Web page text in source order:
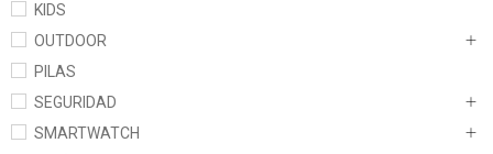
KIDS
OUTDOOR
PILAS
SEGURIDAD
SMARTWATCH